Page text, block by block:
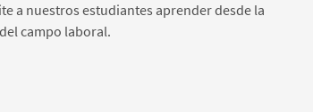
a nuestros estudiantes aprender desde la
campo laboral.